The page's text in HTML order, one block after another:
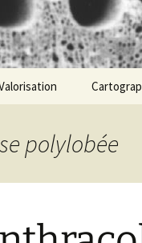
Une base de données
données
polylobée